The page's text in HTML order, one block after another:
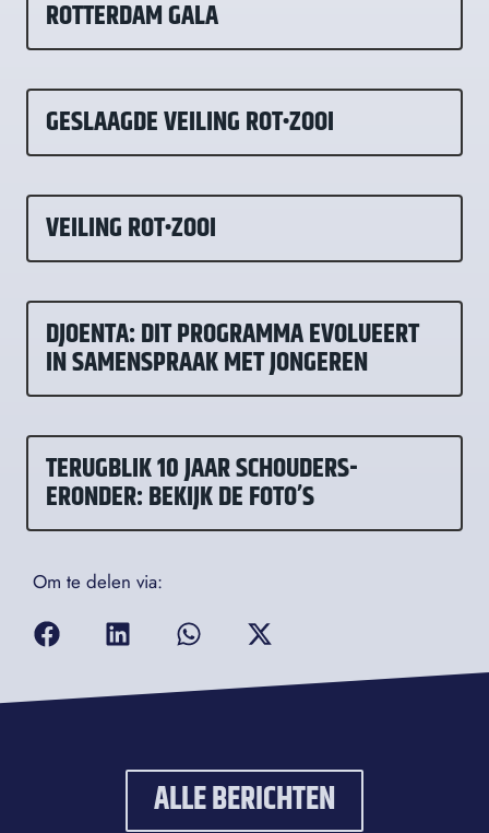
ROTTERDAM GALA
GESLAAGDE VEILING ROT•ZOOI
VEILING ROT•ZOOI
DJOENTA: DIT PROGRAMMA EVOLUEERT
IN SAMENSPRAAK MET JONGEREN
TERUGBLIK 10 JAAR SCHOUDERS-
ERONDER: BEKIJK DE FOTO’S
Om te delen via:
ALLE BERICHTEN